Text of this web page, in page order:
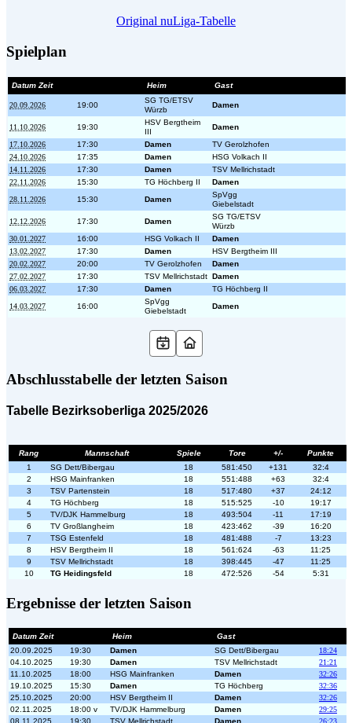
Original nuLiga-Tabelle
Spielplan
Datum Zeit Heim Gast
20.09.2026 19:00
SG TG/ETSV
Würzb
Damen
11.10.2026 19:30
HSV Bergtheim
III
Damen
17.10.2026
17:30 Damen
TV Gerolzhofen
24.10.2026
17:35 Damen
HSG Volkach II
14.11.2026
17:30 Damen
TSV Mellrichstadt
22.11.2026
15:30 TG Höchberg II
Damen
28.11.2026
15:30 Damen
SpVgg
Giebelstadt
12.12.2026
17:30 Damen
SG TG/ETSV
Würzb
30.01.2027
16:00 HSG Volkach II
Damen
13.02.2027
17:30 Damen
HSV Bergtheim III
20.02.2027
20:00 TV Gerolzhofen
Damen
27.02.2027
17:30 TSV Mellrichstadt Damen
06.03.2027
17:30 Damen
TG Höchberg II
14.03.2027
16:00
SpVgg
Giebelstadt
Damen
Abschlusstabelle der letzten Saison
Tabelle Bezirksoberliga 2025/2026
Rang Mannschaft Spiele Tore +/-
Punkte
1
SG Dett/Bibergau 18 581:450 +131
32:4
2
HSG Mainfranken 18 551:488 +63
32:4
3
TSV Partenstein 18 517:480 +37
24:12
4
TG Höchberg 18 515:525 -10
19:17
5
TV/DJK Hammelburg 18 493:504 -11
17:19
6
TV Großlangheim 18 423:462 -39
16:20
7
TSG Estenfeld 18 481:488 -7
13:23
8
HSV Bergtheim II 18 561:624 -63
11:25
9
TSV Mellrichstadt 18 398:445 -47
11:25
10
TG Heidingsfeld 18 472:526 -54 5:31
Ergebnisse der letzten Saison
Datum Zeit Heim
Gast
20.09.2025
19:30 Damen SG Dett/Bibergau
18:24
04.10.2025
19:30 Damen TSV Mellrichstadt
21:21
11.10.2025
18:00 HSG Mainfranken Damen
32:26
19.10.2025
15:30 Damen TG Höchberg
32:36
25.10.2025
20:00 HSV Bergtheim II Damen
32:26
02.11.2025
18:00 v TV/DJK Hammelburg Damen
29:25
08.11.2025
19:30 TSV Mellrichstadt Damen 26:23